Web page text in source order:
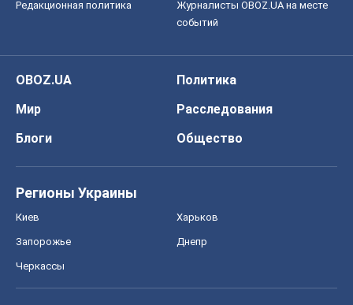
Редакционная политика
Журналисты OBOZ.UA на месте
событий
OBOZ.UA
Политика
Мир
Расследования
Блоги
Общество
Регионы Украины
Киев Харьков
Запорожье Днепр
Черкассы